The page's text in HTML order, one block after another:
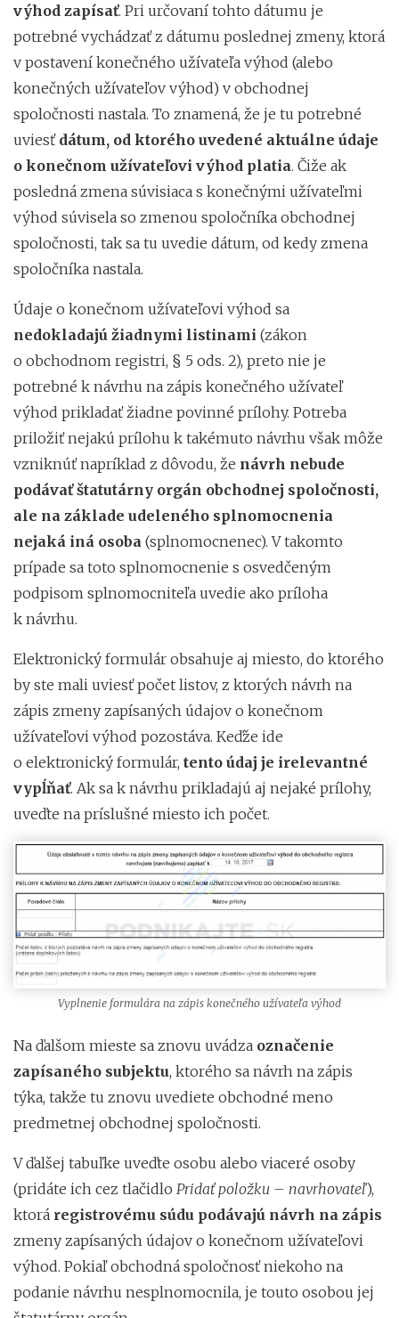
výhod zapísať. Pri určovaní tohto dátumu je
potrebné vychádzať z dátumu poslednej zmeny, ktorá
v postavení konečného užívateľa výhod (alebo
konečných užívateľov výhod) v obchodnej
spoločnosti nastala. To znamená, že je tu potrebné
uviesť dátum, od ktorého uvedené aktuálne údaje
o konečnom užívateľovi výhod platia. Čiže ak
posledná zmena súvisiaca s konečnými užívateľmi
výhod súvisela so zmenou spoločníka obchodnej
spoločnosti, tak sa tu uvedie dátum, od kedy zmena
spoločníka nastala.
Údaje o konečnom užívateľovi výhod sa
nedokladajú žiadnymi listinami (zákon
o obchodnom registri, § 5 ods. 2), preto nie je
potrebné k návrhu na zápis konečného užívateľ
výhod prikladať žiadne povinné prílohy. Potreba
priložiť nejakú prílohu k takémuto návrhu však môže
vzniknúť napríklad z dôvodu, že návrh nebude
podávať štatutárny orgán obchodnej spoločnosti,
ale na základe udeleného splnomocnenia
nejaká iná osoba (splnomocnenec). V takomto
prípade sa toto splnomocnenie s osvedčeným
podpisom splnomocniteľa uvedie ako príloha
k návrhu.
Elektronický formulár obsahuje aj miesto, do ktorého
by ste mali uviesť počet listov, z ktorých návrh na
zápis zmeny zapísaných údajov o konečnom
užívateľovi výhod pozostáva. Keďže ide
o elektronický formulár, tento údaj je irelevantné
vypĺňať. Ak sa k návrhu prikladajú aj nejaké prílohy,
uveďte na príslušné miesto ich počet.
Vyplnenie formulára na zápis konečného užívateľa výhod
Na ďalšom mieste sa znovu uvádza označenie
zapísaného subjektu, ktorého sa návrh na zápis
týka, takže tu znovu uvediete obchodné meno
predmetnej obchodnej spoločnosti.
V ďalšej tabuľke uveďte osobu alebo viaceré osoby
(pridáte ich cez tlačidlo Pridať položku – navrhovateľ),
ktorá registrovému súdu podávajú návrh na zápis
zmeny zapísaných údajov o konečnom užívateľovi
výhod. Pokiaľ obchodná spoločnosť niekoho na
podanie návrhu nesplnomocnila, je touto osobou jej